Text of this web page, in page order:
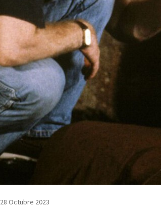
28 Octubre 2023